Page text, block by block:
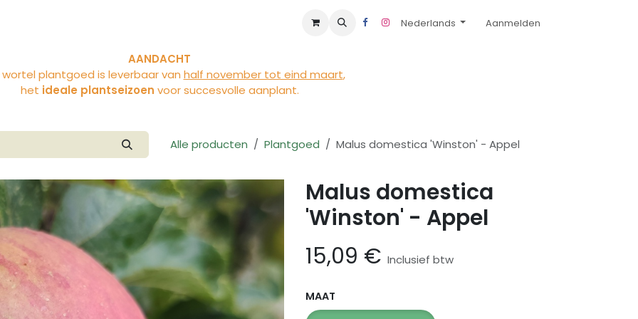
Nederlands Aanmelden
AANDACHT
plantgoed is leverbaar van half november tot eind maart,
het ideale plantseizoen voor succesvolle aanplant.
Alle producten Plantgoed Malus domestica 'Winston' - Appel
Malus domestica
'Winston' - Appel
15,09 € Inclusief btw
MAAT